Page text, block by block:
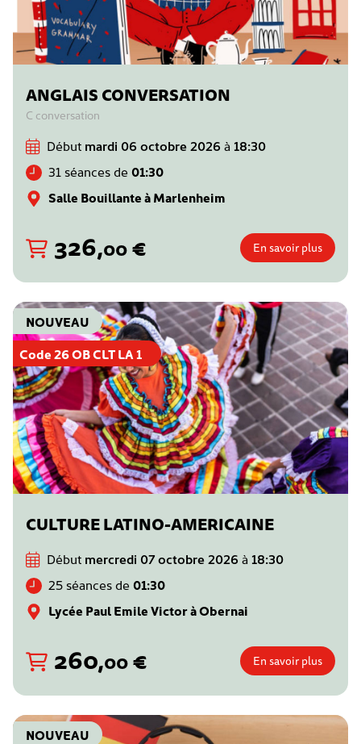
ANGLAIS CONVERSATION
C conversation
Début mardi 06 octobre 2026 à 18:30
31 séances de 01:30
Salle Bouillante à Marlenheim
326,00€ En savoir plus
Code 26 OB CLT LA 1
NOUVEAU
CULTURE LATINO-AMERICAINE
Début mercredi 07 octobre 2026 à 18:30
25 séances de 01:30
Lycée Paul Emile Victor à Obernai
260,00€ En savoir plus
NOUVEAU